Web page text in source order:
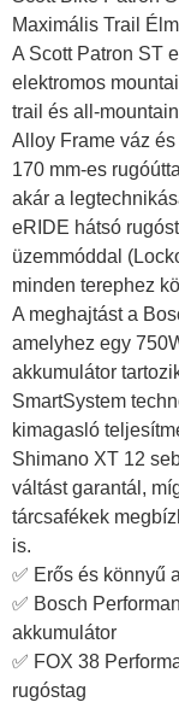
Maximális Trail
A Scott Patron ST
elektromos
trail és all-
Alloy Frame váz
170 mm-es
akár a
eRIDE hátsó
üzemmóddal
minden terephez
A meghajtást a
amelyhez egy
akkumulátor
SmartSystem
kimagasló
Shimano XT 12
váltást garantál,
tárcsafékek
is.
✅ Erős és könnyű
✅ Bosch
akkumulátor
✅ FOX 38
rugóstag